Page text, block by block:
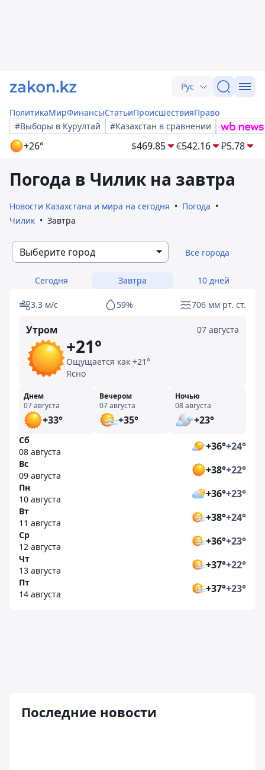
Рус
ПолитикаМирФинансыСтатьиПроисшествияПраво
#Выборы в Курултай
#Казахстан в сравнении
+26° $469.85 €542.16 ₽5.78
Погода в Чилик на завтра
Новости Казахстана и мира на сегодня
Погода
Чилик
Завтра
Выберите город Все города
Сегодня Завтра 10 дней
3.3 м/с 59% 706 мм рт. ст.
Утром 07 августа
+21°
Ощущается как +21°
Ясно
Днем
07 августа
+33°
Вечером
07 августа
+35°
Ночью
08 августа
+23°
Сб
08 августа
+36°+24°
Вс
09 августа
+38°+22°
Пн
10 августа
+36°+23°
Вт
11 августа
+38°+24°
Ср
12 августа
+36°+23°
Чт
13 августа
+37°+22°
Пт
14 августа
+37°+23°
Последние новости